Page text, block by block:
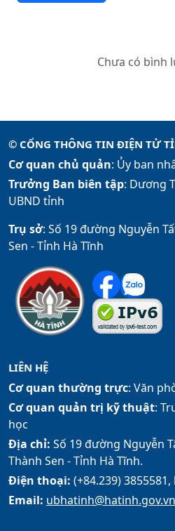
Chưa có bình
© CỔNG THÔNG TIN ĐIỆN TỬ
Cơ quan chủ quản: Ủy ban
Trưởng Ban biên tập: Dương
UBND tỉnh
Trụ sở: Số 19 đường Nguyễn
Sen - Tỉnh Hà Tĩnh
LIÊN HỆ
Cơ quan thường trực: Văn
Cơ quan quản trị kỹ thuật:
học
Địa chỉ: Số 19 đường Nguyễn
Thành Sen - Tỉnh Hà Tĩnh.
Điện thoại: (+84.239) 3855581,
Email: ubhatinh@hatinh.gov.vn